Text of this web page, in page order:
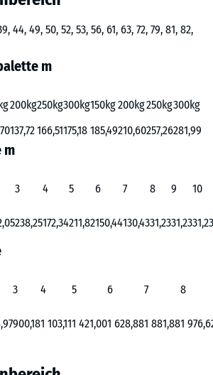
44, 49, 50, 52, 53, 56, 61, 63, 72, 79, 81, 82,
m
200kg250kg300kg150kg200kg250kg300kg
137,72166,51175,18 185,49210,60257,26281,99
m
3 4 5 6 7 8 9
10
238,25172,34211,82150,44130,4331,2331,2331,23
3 4 5 6 7
8
900,181 103,111 421,001 628,881 881,881